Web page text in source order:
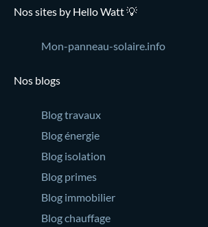
Nos sites by Hello Watt 💡
Mon-panneau-solaire.info
Nos blogs
Blog travaux
Blog énergie
Blog isolation
Blog primes
Blog immobilier
Blog chauffage